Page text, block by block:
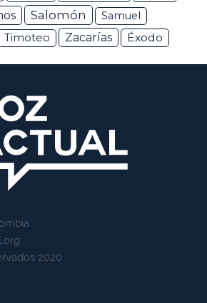
Salomón
Samuel
Timoteo Zacarías Éxodo
2020